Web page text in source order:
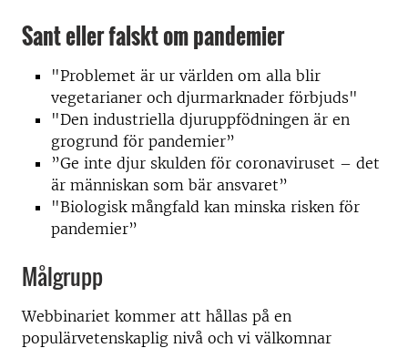
Sant eller falskt om pandemier
"Problemet är ur världen om alla blir
vegetarianer och djurmarknader förbjuds"
"Den industriella djuruppfödningen är en
grogrund för pandemier”
”Ge inte djur skulden för coronaviruset – det
är människan som bär ansvaret”
"Biologisk mångfald kan minska risken för
pandemier”
Målgrupp
Webbinariet kommer att hållas på en
populärvetenskaplig nivå och vi välkomnar